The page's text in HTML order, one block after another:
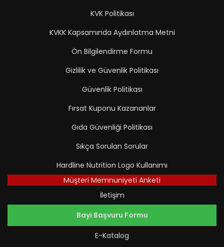
KVK Politikası
KVKK Kapsamında Aydınlatma Metni
Ön Bilgilendirme Formu
Gizlilik ve Güvenlik Politikası
Güvenlik Politikası
Fırsat Kuponu Kazananlar
Gıda Güvenliği Politikası
Sıkça Sorulan Sorular
Hardline Nutrition Logo Kullanımı
Müşteri Memnuniyeti Anketi
İletişim
Bayi Başvuru Formu
E-Katalog